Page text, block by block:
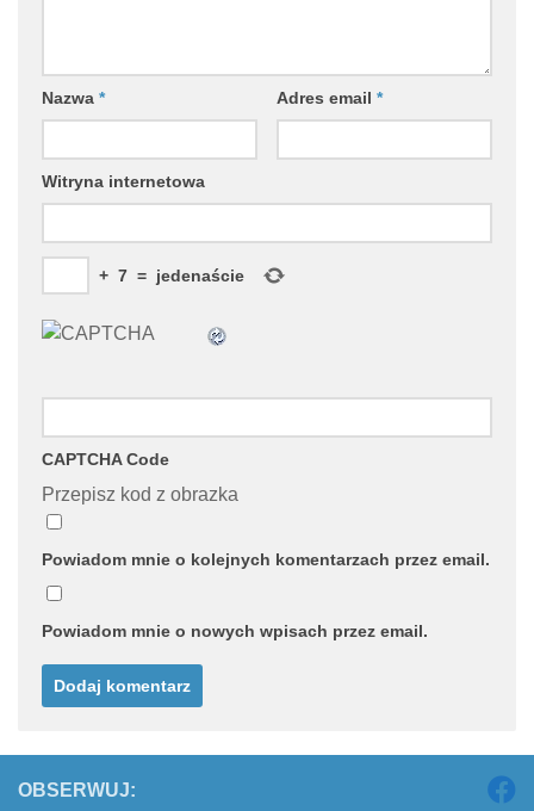
Nazwa * Adres email *
Witryna internetowa
+ 7 = jedenaście
CAPTCHA Code
Przepisz kod z obrazka
Powiadom mnie o kolejnych komentarzach przez email.
Powiadom mnie o nowych wpisach przez email.
OBSERWUJ: